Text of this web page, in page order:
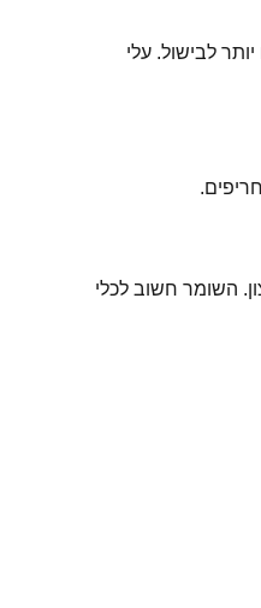
לבישול. עלי
השומר חשוב לכלי